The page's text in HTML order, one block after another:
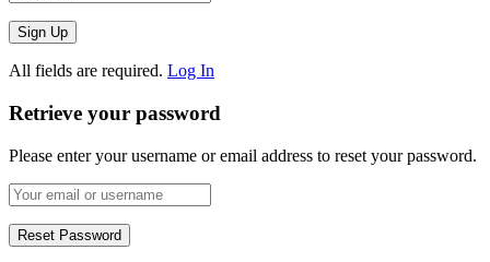
All fields are required. Log In
Retrieve your password
Please enter your username or email address to reset your password.